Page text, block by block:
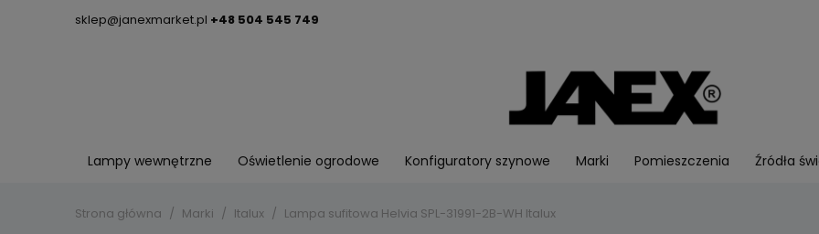
sklep@janexmarket.pl +48 504 545 749
Lampy wewnętrzne Oświetlenie ogrodowe Konfiguratory szynowe Marki Pomieszczenia Źródła
Strona główna Marki Italux Lampa sufitowa Helvia SPL-31991-2B-WH Italux